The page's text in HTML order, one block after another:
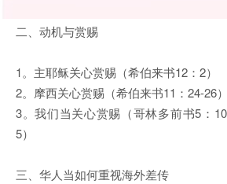
二、动机与赏赐
1。主耶稣关心赏赐（希伯来书12：2）
2。摩西关心赏赐（希伯来书11：24-26）
3。我们当关心赏赐（哥林多前书5：
5）
三、华人当如何重视海外差传